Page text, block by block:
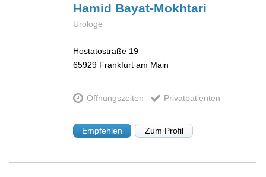
Hamid Bayat-Mokhtari
Urologe
Hostatostraße 19
65929 Frankfurt am Main
Öffnungszeiten Privatpatienten
Empfehlen Zum Profil